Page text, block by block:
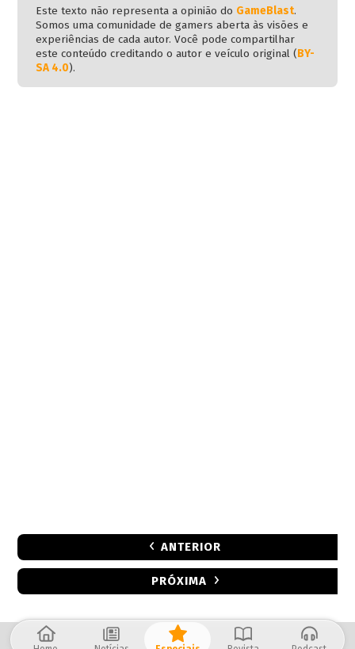
Este texto não representa a opinião do GameBlast.
Somos uma comunidade de gamers aberta às visões e
experiências de cada autor. Você pode compartilhar
este conteúdo creditando o autor e veículo original (BY-
SA 4.0).
ANTERIOR
PRÓXIMA